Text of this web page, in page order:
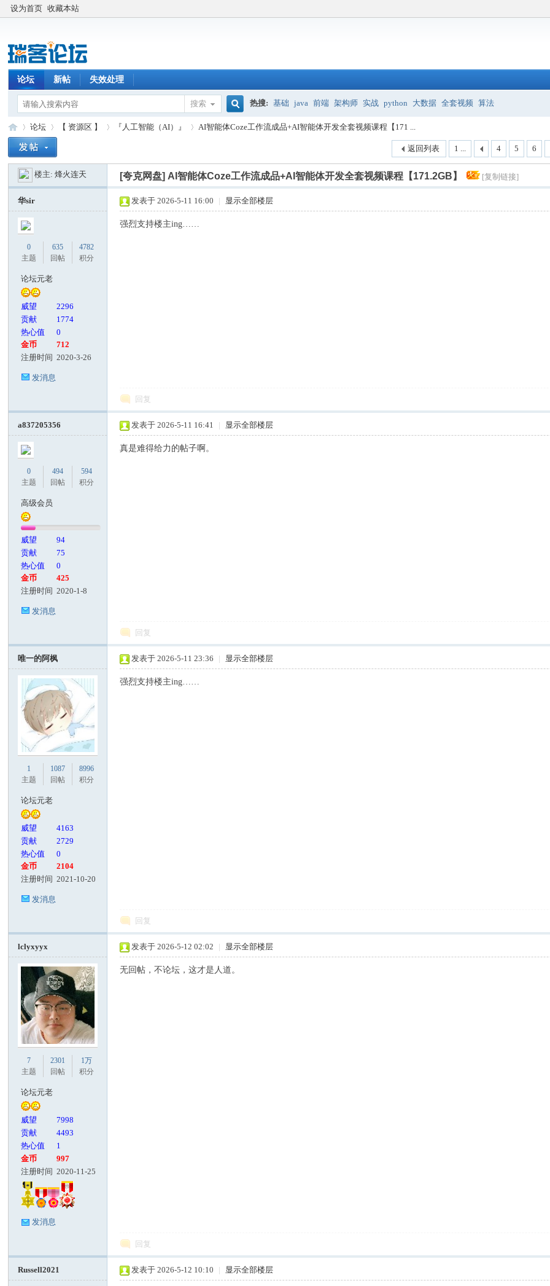
设为首页 收藏本站
论坛 新帖 失效处理
搜索
搜
索
热搜: 基础 java 前端 架构师 实战 python 大数据 全套视频 算法
»
论坛
›
【 资源区 】 『人工智能（AI）』
›
AI智能体Coze工作流成品+AI智能体开发全套视频课程【171 ...
1 ... 4 5 6
返回列表
楼主:烽火连天 [夸克网盘] AI智能体Coze工作流成品+AI智能体开发全套视频课程【171.2GB】 [复制链接]
华sir
0
主题
635
回帖
4782
积分
论坛元老
威望
2296
贡献
1774
热心值
0
金币
712
注册时间 2020-3-26
发消息
发表于 2026-5-11 16:00 | 显示全部楼层
强烈支持楼主ing……
回复
a837205356
0
主题
494
回帖
594
积分
高级会员
威望
94
贡献
75
热心值
0
金币
425
注册时间 2020-1-8
发消息
发表于 2026-5-11 16:41 | 显示全部楼层
真是难得给力的帖子啊。
回复
唯一的阿枫
1
主题
1087
回帖
8996
积分
论坛元老
威望
4163
贡献
2729
热心值
0
金币
2104
注册时间 2021-10-20
发消息
发表于 2026-5-11 23:36 | 显示全部楼层
强烈支持楼主ing……
回复
lclyxyyx
7
主题
2301
回帖
1万
积分
论坛元老
威望
7998
贡献
4493
热心值
1
金币
997
注册时间 2020-11-25
发消息
发表于 2026-5-12 02:02 | 显示全部楼层
无回帖，不论坛，这才是人道。
回复
Russell2021 发表于 2026-5-12 10:10 | 显示全部楼层